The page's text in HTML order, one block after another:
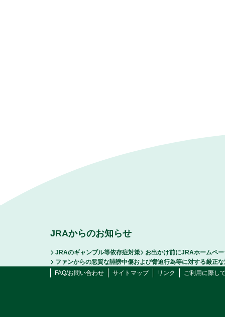
JRAからのお知らせ
JRAのギャンブル等依存症対策
お出かけ前にJRAホームペ
ファンからの悪質な誹謗中傷および脅迫行為等に対する厳正
FAQ/お問い合わせ
サイトマップ リンク ご利用に際し